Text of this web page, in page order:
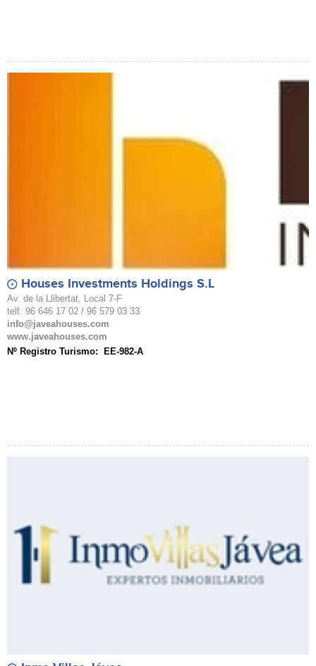
Houses Investments Holdings S.L
Av. de la Llibertat, Local 7-F
telf. 96 646 17 02 / 96 579 03 33
info@javeahouses.com
www.javeahouses.com
Nº Registro Turismo: EE-982-A